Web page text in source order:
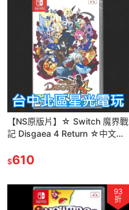
【NS原版片】☆ Switch 魔界戰
記 Disgaea 4 Return ☆中文版
$610
93
折